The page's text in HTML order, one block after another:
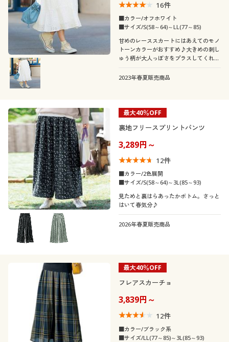
16件
■カラー/オフホワイト
■サイズ/S(58～64)～LL(77～85)
甘めのレーススカートにはあえてのモノ
トーンカラーがおすすめ♪大きめの刺し
ゅう柄が大人っぽさをプラスしてくれま
2023年春夏販売商品
最大40％OFF
裏地フリースプリントパンツ
3,289円～
12件
■カラー/2色展開
■サイズ/S(58～64)～3L(85～93)
見ためと裏はらあったかボトム。さっと
はいて春気分♪
2026年春夏販売商品
最大40％OFF
フレアスカーチョ
3,839円～
12件
■カラー/ブラック系
■サイズ/LL(77～85)～3L(85～93)